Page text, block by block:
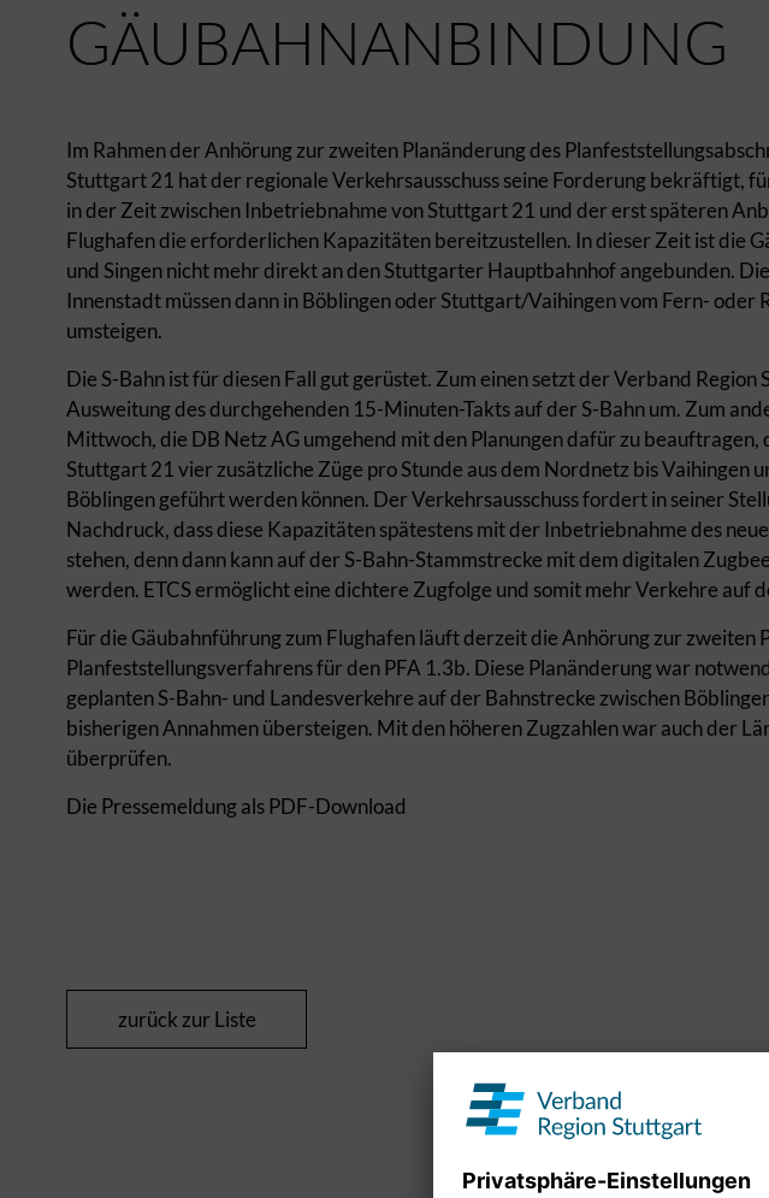
GÄUBAHNANBINDUNG
Im Rahmen der Anhörung zur zweiten Planänderung des
Stuttgart 21 hat der regionale Verkehrsausschuss seine Forderung bekräftigt,
in der Zeit zwischen Inbetriebnahme von Stuttgart 21 und der erst späteren
Flughafen die erforderlichen Kapazitäten bereitzustellen. In dieser Zeit ist die
und Singen nicht mehr direkt an den Stuttgarter Hauptbahnhof angebunden.
Innenstadt müssen dann in Böblingen oder Stuttgart/Vaihingen vom Fern- oder
umsteigen.
Die S-Bahn ist für diesen Fall gut gerüstet. Zum einen setzt der Verband Region
Ausweitung des durchgehenden 15-Minuten-Takts auf der S-Bahn um. Zum
Mittwoch, die DB Netz AG umgehend mit den Planungen dafür zu
Stuttgart 21 vier zusätzliche Züge pro Stunde aus dem Nordnetz bis Vaihingen
Böblingen geführt werden können. Der Verkehrsausschuss fordert in seiner
Nachdruck, dass diese Kapazitäten spätestens mit der Inbetriebnahme des
stehen, denn dann kann auf der S-Bahn-Stammstrecke mit dem digitalen
werden. ETCS ermöglicht eine dichtere Zugfolge und somit mehr Verkehre auf
Für die Gäubahnführung zum Flughafen läuft derzeit die Anhörung zur zweiten
Planfeststellungsverfahrens für den PFA 1.3b. Diese Planänderung war
geplanten S-Bahn- und Landesverkehre auf der Bahnstrecke zwischen
bisherigen Annahmen übersteigen. Mit den höheren Zugzahlen war auch der
überprüfen.
Die Pressemeldung als PDF-Download
zurück zur Liste